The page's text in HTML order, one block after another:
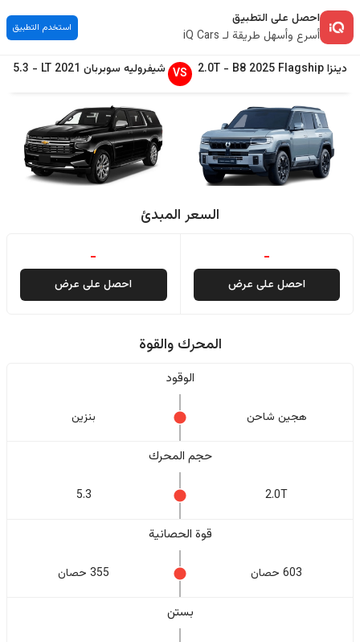
احصل على التطبيق
أسرع وأسهل طريقة لـ iQ Cars
استخدم التطبيق
دينزا B8 2025 Flagship
-
2.0T
VS شيفروليه سوبربان 2021
LT
-
5.3
السعر المبدئ
-
احصل على عرض
-
احصل على عرض
المحرك والقوة
الوقود
هجين شاحن بنزين
حجم المحرك
2.0T
5.3
قوة الحصانية
603 حصان 355 حصان
بستن